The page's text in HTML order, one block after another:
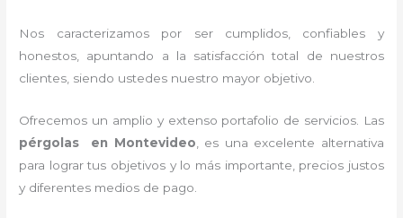
Nos caracterizamos por ser cumplidos, confiables y
honestos, apuntando a la satisfacción total de nuestros
clientes, siendo ustedes nuestro mayor objetivo.
Ofrecemos un amplio y extenso portafolio de servicios. Las
pérgolas en Montevideo , es una excelente alternativa
para lograr tus objetivos y lo más importante, precios justos
y diferentes medios de pago.